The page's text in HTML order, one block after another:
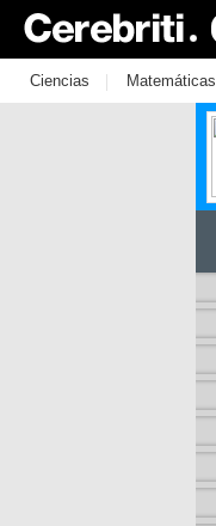
Ciencias | Matemáticas